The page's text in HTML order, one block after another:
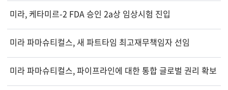
미라, 케타미르-2 FDA 승인 2a상 임상시험 진입
미라 파마슈티컬스, 새 파트타임 최고재무책임자 선임
미라 파마슈티컬스, 파이프라인에 대한 통합 글로벌 권리 확보